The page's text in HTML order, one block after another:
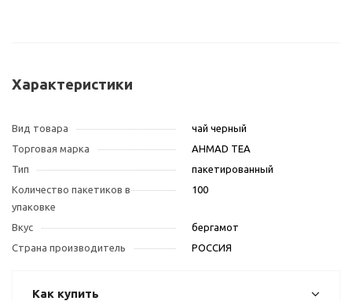
Характеристики
Вид товара
чай черный
Торговая марка
AHMAD TEA
Тип
пакетированный
Количество пакетиков в
упаковке
100
Вкус
бергамот
Страна производитель
РОССИЯ
Как купить